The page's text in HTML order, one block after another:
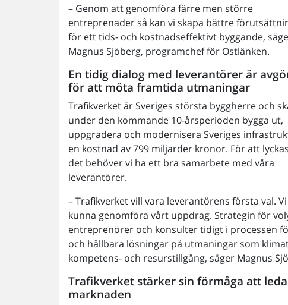
– Genom att genomföra färre men större
entreprenader så kan vi skapa bättre
för ett tids- och kostnadseffektivt byggande,
Magnus Sjöberg, programchef för Ostlänken.
En tidig dialog med leverantörer är
för att möta framtida utmaningar
Trafikverket är Sveriges största byggherre och
under den kommande 10-årsperioden bygga ut,
uppgradera och modernisera Sveriges
en kostnad av 799 miljarder kronor. För att
det behöver vi ha ett bra samarbete med våra
leverantörer.
– Trafikverket vill vara leverantörens första val.
kunna genomföra vårt uppdrag. Strategin för
entreprenörer och konsulter tidigt i processen
och hållbara lösningar på utmaningar som
kompetens- och resurstillgång, säger Magnus
Trafikverket stärker sin förmåga att
marknaden